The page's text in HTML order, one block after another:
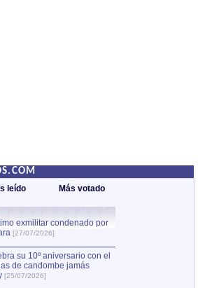
leído Más votado
exmilitar condenado por
[27/07/2026]
su 10º aniversario con el
de candombe jamás
[25/07/2026]